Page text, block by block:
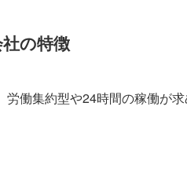
の特徴
働集約型や24時間の稼働が求